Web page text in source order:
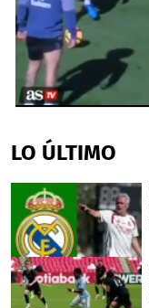
of
32
LO ÚLTIMO